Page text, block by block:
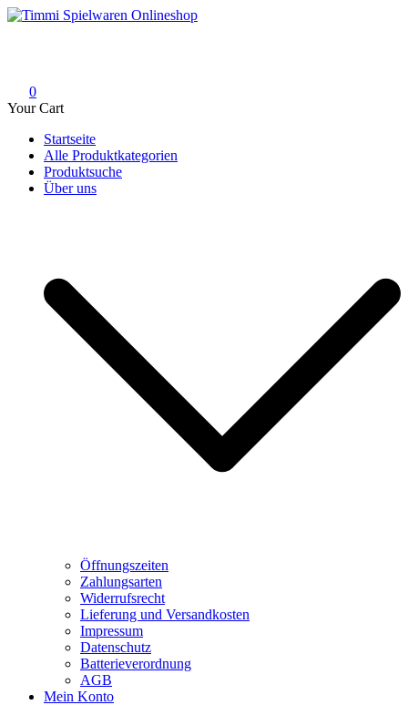
Skip
0
Your Cart
Startseite
Alle Produktkategorien
Produktsuche
Über uns
Öffnungszeiten
Zahlungsarten
Widerrufsrecht
Lieferung und Versandkosten
Impressum
Datenschutz
Batterieverordnung
AGB
Mein Konto